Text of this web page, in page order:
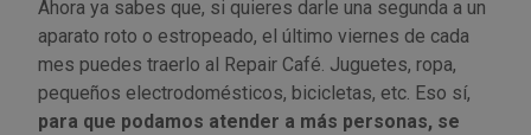
Ahora ya sabes que, si quieres darle una segunda a un
aparato roto o estropeado, el último viernes de cada
mes puedes traerlo al Repair Café. Juguetes, ropa,
pequeños electrodomésticos, bicicletas, etc. Eso sí,
para que podamos atender a más personas, se